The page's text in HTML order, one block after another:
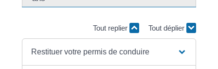
Tout replier Tout déplier
Restituer votre permis de conduire